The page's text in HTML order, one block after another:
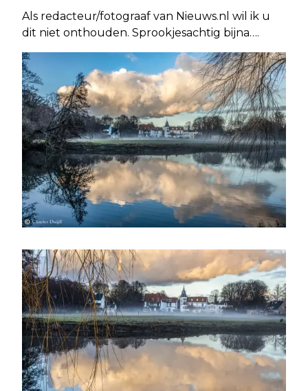
Als redacteur/fotograaf van Nieuws.nl wil ik u
dit niet onthouden. Sprookjesachtig bijna….